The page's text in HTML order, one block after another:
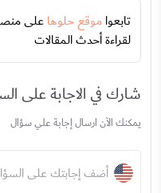
تابعواموقع حلوهاعلى
لقراءة أحدث المقالات
شارك في الاجابة على
يمكنك الآن ارسال إجابة علي سؤال
أضف إجابتك على